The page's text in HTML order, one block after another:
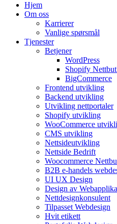
Hjem
Om oss
Karrierer
Vanlige spørsmål
Tjenester
Betjener
WordPress
Shopify
BigCommerce
Frontend utvikling
Backend utvikling
Utvikling nettportaler
Shopify utvikling
WooCommerce
CMS utvikling
Nettsideutvikling
Nettside Bedrift
Woocommerce
B2B e-handels
UI UX Design
Design av
Nettdesignkonsulent
Tilpasset Webdesign
Hvit etikett